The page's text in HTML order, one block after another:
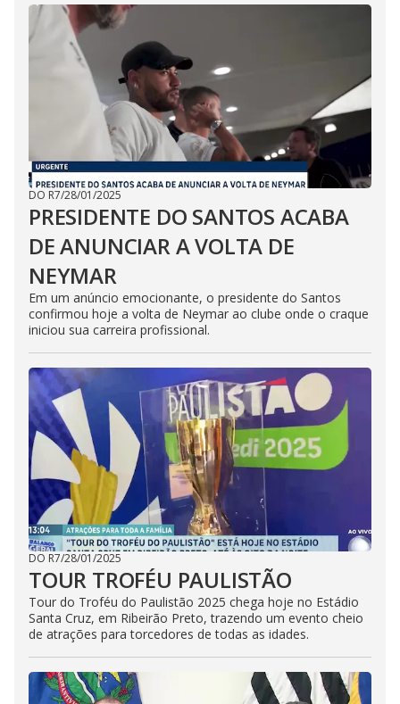
DO R7/28/01/2025
PRESIDENTE DO SANTOS ACABA
DE ANUNCIAR A VOLTA DE
NEYMAR
Em um anúncio emocionante, o presidente do Santos
confirmou hoje a volta de Neymar ao clube onde o craque
iniciou sua carreira profissional.
DO R7/28/01/2025
TOUR TROFÉU PAULISTÃO
Tour do Troféu do Paulistão 2025 chega hoje no Estádio
Santa Cruz, em Ribeirão Preto, trazendo um evento cheio
de atrações para torcedores de todas as idades.